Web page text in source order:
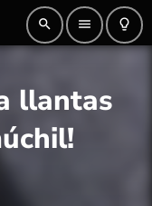
search menu lightbulb_outline
llantas